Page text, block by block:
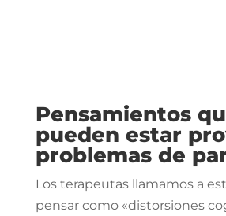
Pensamientos
pueden estar
problemas de
Los terapeutas llamamos a
pensar como «distorsiones